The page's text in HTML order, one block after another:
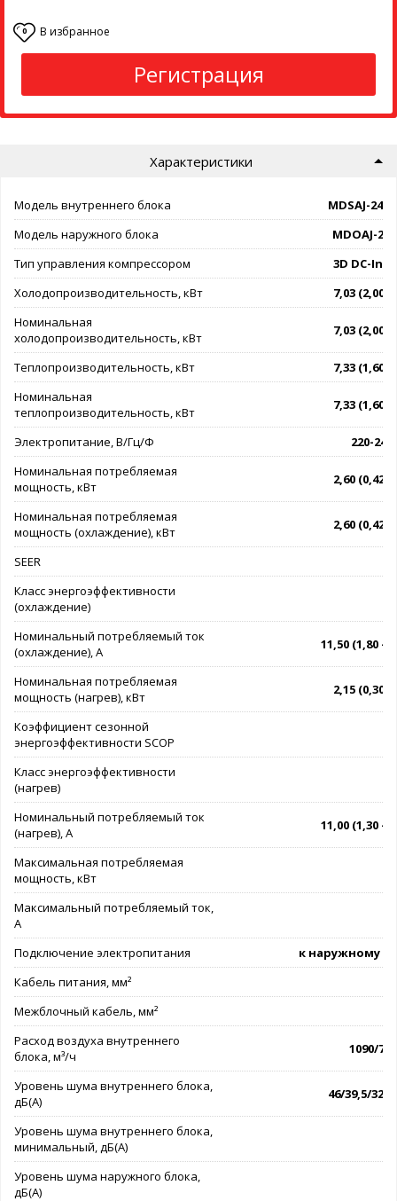
0 В избранное
Регистрация
Характеристики
Модель внутреннего блока
MDSAJ-
Модель наружного блока
MDOAJ-
Тип управления компрессором
3D DC-
Холодопроизводительность, кВт
7,03 (2,00 -
Номинальная
холодопроизводительность, кВт
7,03 (2,00 -
Теплопроизводительность, кВт
7,33 (1,60 -
Номинальная
теплопроизводительность, кВт
7,33 (1,60 -
Электропитание, В/Гц/Ф
220-
Номинальная потребляемая
мощность, кВт
2,60 (0,42 -
Номинальная потребляемая
мощность (охлаждение), кВт
2,60 (0,42 -
SEER
Класс энергоэффективности
(охлаждение)
Номинальный потребляемый ток
(охлаждение), А
11,50 (1,80 -
Номинальная потребляемая
мощность (нагрев), кВт
2,15 (0,30 -
Коэффициент сезонной
энергоэффективности SCOP
Класс энергоэффективности
(нагрев)
Номинальный потребляемый ток
(нагрев), А
11,00 (1,30 -
Максимальная потребляемая
мощность, кВт
Максимальный потребляемый ток,
А
Подключение электропитания
к наружному
Кабель питания, мм²
Межблочный кабель, мм²
Расход воздуха внутреннего
блока, м³/ч
1090/
Уровень шума внутреннего блока,
дБ(А)
46/39,5/
Уровень шума внутреннего блока,
минимальный, дБ(А)
Уровень шума наружного блока,
дБ(А)